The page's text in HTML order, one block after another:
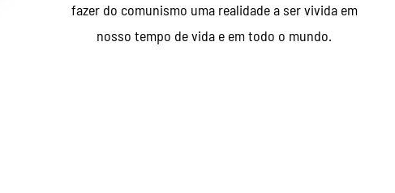
fazer do comunismo uma realidade a ser vivida em
nosso tempo de vida e em todo o mundo.